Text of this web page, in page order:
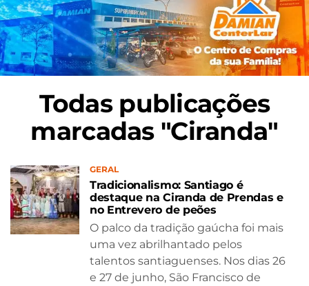
Todas publicações
marcadas "Ciranda"
GERAL
Tradicionalismo: Santiago é
destaque na Ciranda de Prendas e
no Entrevero de peões
O palco da tradição gaúcha foi mais
uma vez abrilhantado pelos
talentos santiaguenses. Nos dias 26
e 27 de junho, São Francisco de